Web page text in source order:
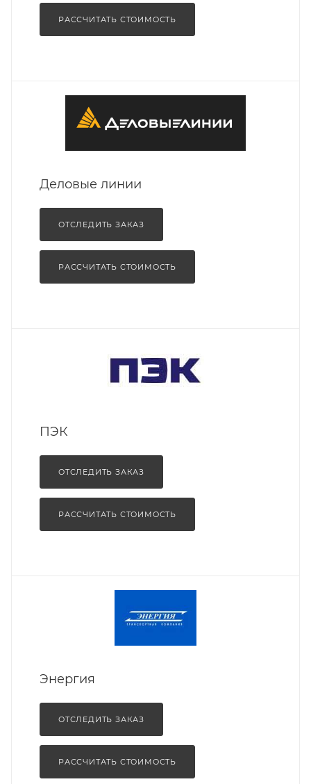
РАССЧИТАТЬ СТОИМОСТЬ
Деловые линии
ОТСЛЕДИТЬ ЗАКАЗ
РАССЧИТАТЬ СТОИМОСТЬ
ПЭК
ОТСЛЕДИТЬ ЗАКАЗ
РАССЧИТАТЬ СТОИМОСТЬ
Энергия
ОТСЛЕДИТЬ ЗАКАЗ
РАССЧИТАТЬ СТОИМОСТЬ